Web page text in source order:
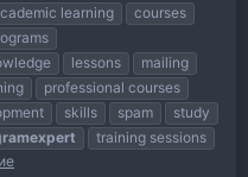
learning
courses
lessons
mailing
professional courses
skills spam
study
training sessions